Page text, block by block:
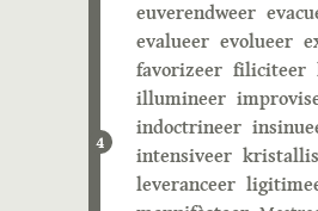
4
euverendweer
evalueer evolueer
favorizeer filiciteer
illumineer
indoctrineer
intensiveer
leveranceer